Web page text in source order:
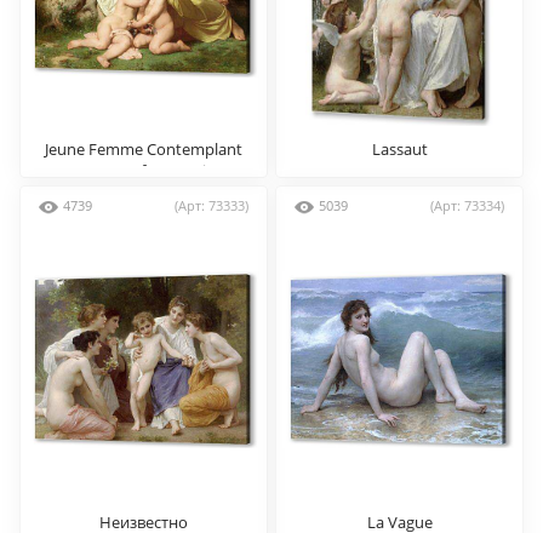
Jeune Femme Contemplant
Deux Enfants Qui
Lassaut
4739 (Арт: 73333)
Неизвестно
5039 (Арт: 73334)
La Vague